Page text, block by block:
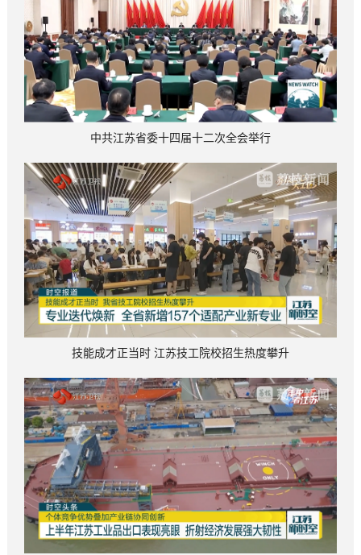
中共江苏省委十四届十二次全会举行
技能成才正当时 江苏技工院校招生热度攀升